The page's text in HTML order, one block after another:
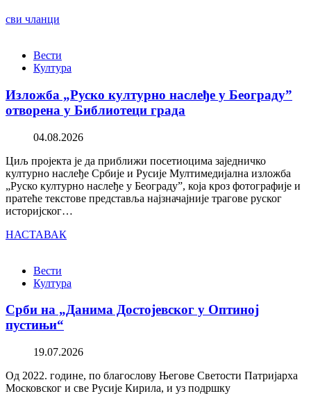
сви чланци
Вести
Култура
Изложба „Руско културно наслеђе у Београду”
отворена у Библиотеци града
04.08.2026
Циљ пројекта је да приближи посетиоцима заједничко
културно наслеђе Србије и Русије Мултимедијална изложба
„Руско културно наслеђе у Београду”, која кроз фотографије и
пратеће текстове представља најзначајније трагове руског
историјског…
НАСТАВАК
Вести
Култура
Срби на „Данима Достојевског у Оптиној
пустињи“
19.07.2026
Од 2022. године, по благослову Његове Светости Патријарха
Московског и све Русије Кирила, и уз подршку